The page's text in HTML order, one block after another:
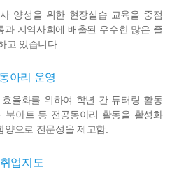
양성을 위한 현장실습 교육을 중점
과 지역사회에 배출된 우수한 많은 졸
고 있습니다.
아리 운영
율화를 위하여 학년 간 튜터링 활동
북아트 등 전공동아리 활동을 활성화
으로 전문성을 제고함.
업지도